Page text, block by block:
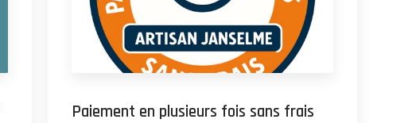
Paiement en plusieurs fois sans frais